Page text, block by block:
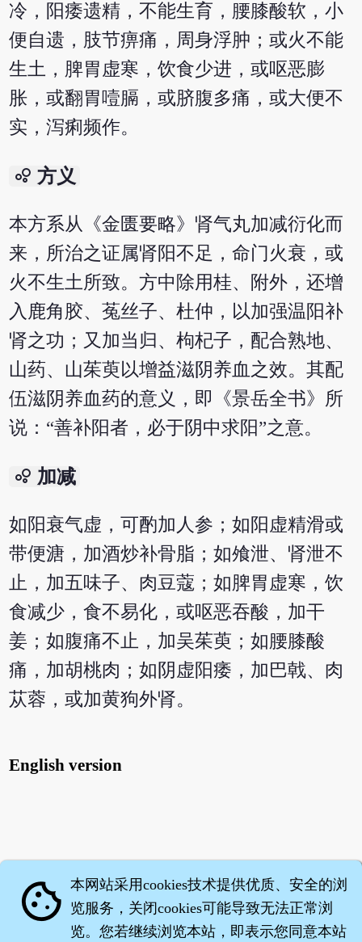
冷，阳痿遗精，不能生育，腰膝酸软，小
便自遗，肢节痹痛，周身浮肿；或火不能
生土，脾胃虚寒，饮食少进，或呕恶膨
胀，或翻胃噎膈，或脐腹多痛，或大便不
实，泻痢频作。
bubble_chart 方义
本方系从《金匮要略》肾气丸加减衍化而
来，所治之证属肾阳不足，命门火衰，或
火不生土所致。方中除用桂、附外，还增
入鹿角胶、菟丝子、杜仲，以加强温阳补
肾之功；又加当归、枸杞子，配合熟地、
山药、山茱萸以增益滋阴养血之效。其配
伍滋阴养血药的意义，即《景岳全书》所
说：“善补阳者，必于阴中求阳”之意。
bubble_chart 加减
如阳衰气虚，可酌加人参；如阳虚精滑或
带便溏，加酒炒补骨脂；如飧泄、肾泄不
止，加五味子、肉豆蔻；如脾胃虚寒，饮
食减少，食不易化，或呕恶吞酸，加干
姜；如腹痛不止，加吴茱萸；如腰膝酸
痛，加胡桃肉；如阴虚阳痿，加巴戟、肉
苁蓉，或加黄狗外肾。
English version
cookie 本网站采用cookies技术提供优质、安全的浏
览服务，关闭cookies可能导致无法正常浏
览。您若继续浏览本站，即表示您同意本站